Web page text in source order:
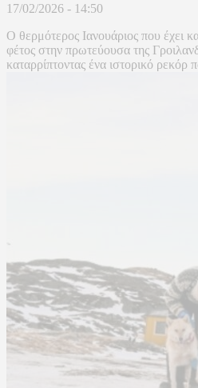
17/02/2026 - 14:50
Ο θερμότερος Ιανουάριος που έχει
φέτος στην πρωτεύουσα της
καταρρίπτοντας ένα ιστορικό ρεκόρ